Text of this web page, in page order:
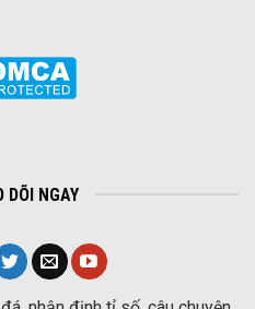
DÕI NGAY